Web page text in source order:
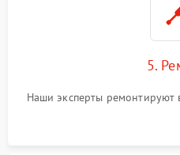
5.
Наши эксперты ремонтируют